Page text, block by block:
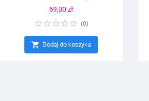
Cena
69,00 zł
(0)
 Dodaj do koszyka